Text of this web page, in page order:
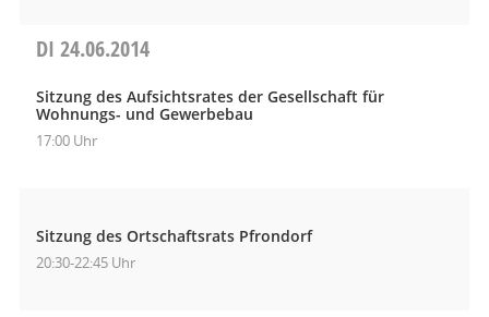
DI 24.06.2014
Sitzung des Aufsichtsrates der Gesellschaft für
Wohnungs- und Gewerbebau
17:00 Uhr
Sitzung des Ortschaftsrats Pfrondorf
20:30-22:45 Uhr